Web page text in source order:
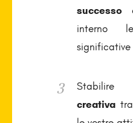
successo
interno
Stabilire
creativatra